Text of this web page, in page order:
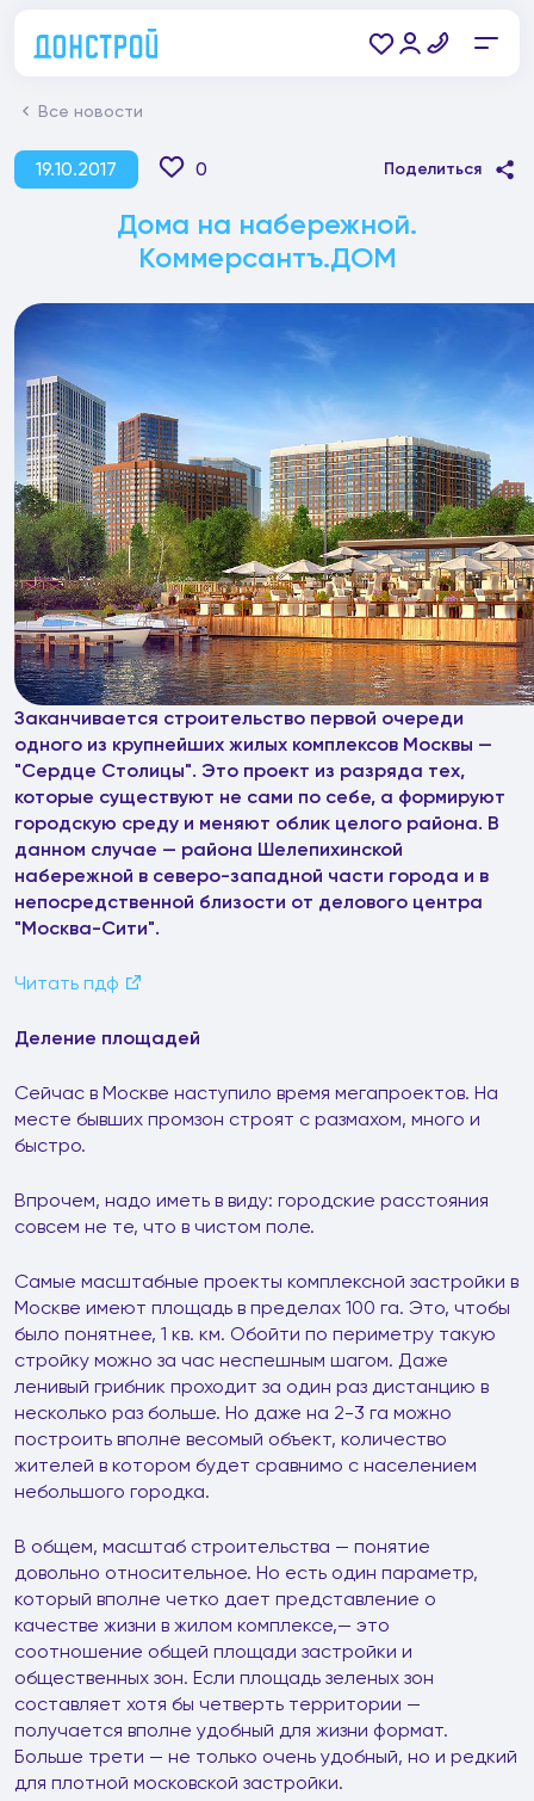
Все новости
19.10.2017 0 Поделиться
Дома на набережной.
Коммерсантъ.ДОМ
Заканчивается строительство первой очереди
одного из крупнейших жилых комплексов Москвы —
"Сердце Столицы". Это проект из разряда тех,
которые существуют не сами по себе, а формируют
городскую среду и меняют облик целого района. В
данном случае — района Шелепихинской
набережной в северо-западной части города и в
непосредственной близости от делового центра
"Москва-Сити".
Читать пдф
Деление площадей
Сейчас в Москве наступило время мегапроектов. На
месте бывших промзон строят с размахом, много и
быстро.
Впрочем, надо иметь в виду: городские расстояния
совсем не те, что в чистом поле.
Самые масштабные проекты комплексной застройки в
Москве имеют площадь в пределах 100 га. Это, чтобы
было понятнее, 1 кв. км. Обойти по периметру такую
стройку можно за час неспешным шагом. Даже
ленивый грибник проходит за один раз дистанцию в
несколько раз больше. Но даже на 2-3 га можно
построить вполне весомый объект, количество
жителей в котором будет сравнимо с населением
небольшого городка.
В общем, масштаб строительства — понятие
довольно относительное. Но есть один параметр,
который вполне четко дает представление о
качестве жизни в жилом комплексе,— это
соотношение общей площади застройки и
общественных зон. Если площадь зеленых зон
составляет хотя бы четверть территории —
получается вполне удобный для жизни формат.
Больше трети — не только очень удобный, но и редкий
для плотной московской застройки.